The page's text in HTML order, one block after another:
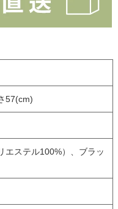
57(cm)
エステル100%）、ブラッ